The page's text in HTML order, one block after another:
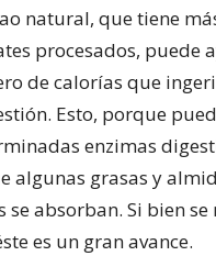
natural, que tiene
procesados, puede
de calorías que
Esto, porque
enzimas
algunas grasas y
absorban. Si bien se
es un gran avance.